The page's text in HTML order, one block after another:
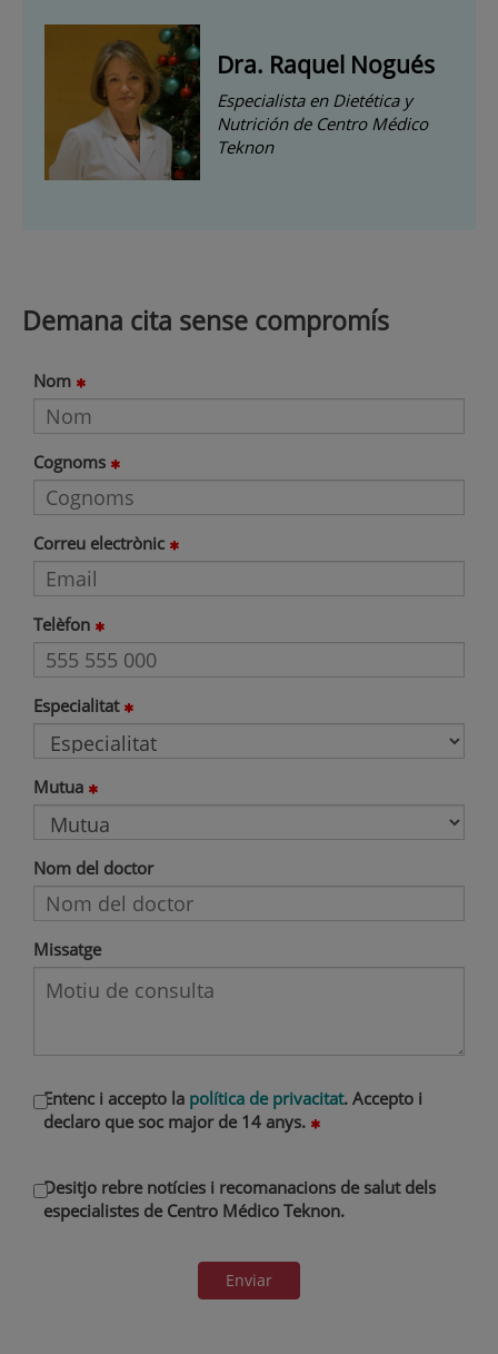
Dra. Raquel Nogués
Especialista en Dietética y
Nutrición de Centro Médico
Teknon
Demana cita sense compromís
Nom
Cognoms
Correu electrònic
Telèfon
Especialitat
Mutua
Nom del doctor
Missatge
Entenc i accepto la política de privacitat. Accepto i
declaro que soc major de 14 anys.
Desitjo rebre notícies i recomanacions de salut dels
especialistes de Centro Médico Teknon.
Enviar